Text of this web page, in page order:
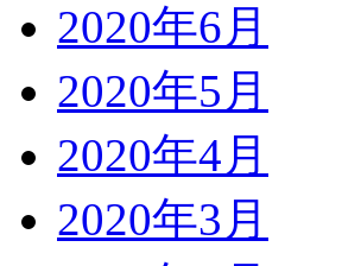
2020年6月
2020年5月
2020年4月
2020年3月